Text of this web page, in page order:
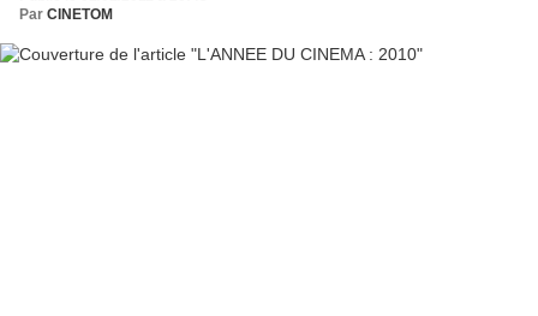
Par CINETOM